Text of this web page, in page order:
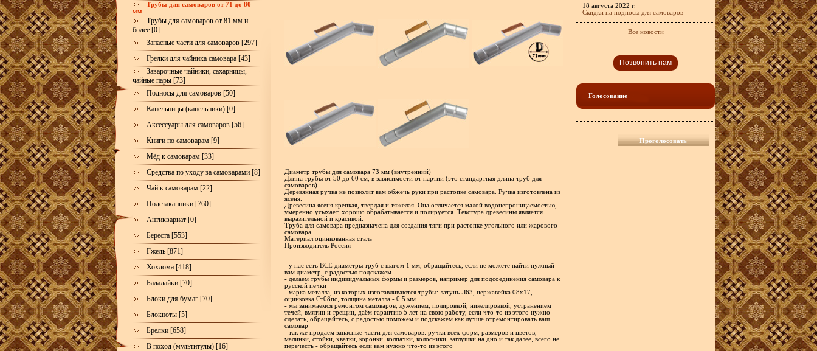
Трубы для самоваров от 71 до 80
мм
Трубы для самоваров от 81 мм и
более [0]
Запасные части для самоваров [297]
Грелки для чайника самовара [43]
Заварочные чайники, сахарницы,
чайные пары [73]
Подносы для самоваров [50]
Капельницы (капельники) [0]
Аксессуары для самоваров [56]
Книги по самоварам [9]
Мёд к самоварам [33]
Средства по уходу за самоварами [8]
Чай к самоварам [22]
Подстаканники [760]
Антиквариат [0]
Береста [553]
Гжель [871]
Хохлома [418]
Балалайки [70]
Блоки для бумаг [70]
Блокноты [5]
Брелки [658]
В поход (мультитулы) [16]
Диаметр трубы для самовара 73 мм (внутренний)
Длина трубы от 50 до 60 см, в зависимости от партии (это стандартная длина труб для
самоваров)
Деревянная ручка не позволит вам обжечь руки при растопке самовара. Ручка изготовлена из
ясеня.
Древесина ясеня крепкая, твердая и тяжелая. Она отличается малой водонепроницаемостью,
умеренно усыхает, хорошо обрабатывается и полируется. Текстура древесины является
выразительной и красивой.
Труба для самовара предназначена для создания тяги при растопке угольного или жарового
самовара
Материал оцинкованная сталь
Производитель Россия
- у нас есть ВСЕ диаметры труб с шагом 1 мм, обращайтесь, если не можете найти нужный
вам диаметр, с радостью подскажем
- делаем трубы индивидуальных формы и размеров, например для подсоединения самовара к
русской печки
- марка металла, из которых изготавливаются трубы: латунь Л63, нержавейка 08х17,
оцинковка Ст08пс, толщина металла - 0.5 мм
- мы занимаемся ремонтом самоваров, лужением, полировкой, никелировкой, устранением
течей, вмятин и трещин, даём гарантию 5 лет на свою работу, если что-то из этого нужно
сделать, обращайтесь, с радостью поможем и подскажем как лучше отремонтировать ваш
самовар
- так же продаем запасные части для самоваров: ручки всех форм, размеров и цветов,
малинки, стойки, хватки, коронки, колпачки, колосники, заглушки на дно и так далее, всего не
перечесть - обращайтесь если вам нужно что-то из этого
18 августа 2022 г.
Скидки на подносы для самоваров
Все новости
Позвонить нам
Голосование